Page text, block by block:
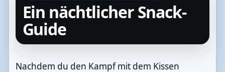
Ein nächtlicher Snack-
Guide
Nachdem du den Kampf mit dem Kissen